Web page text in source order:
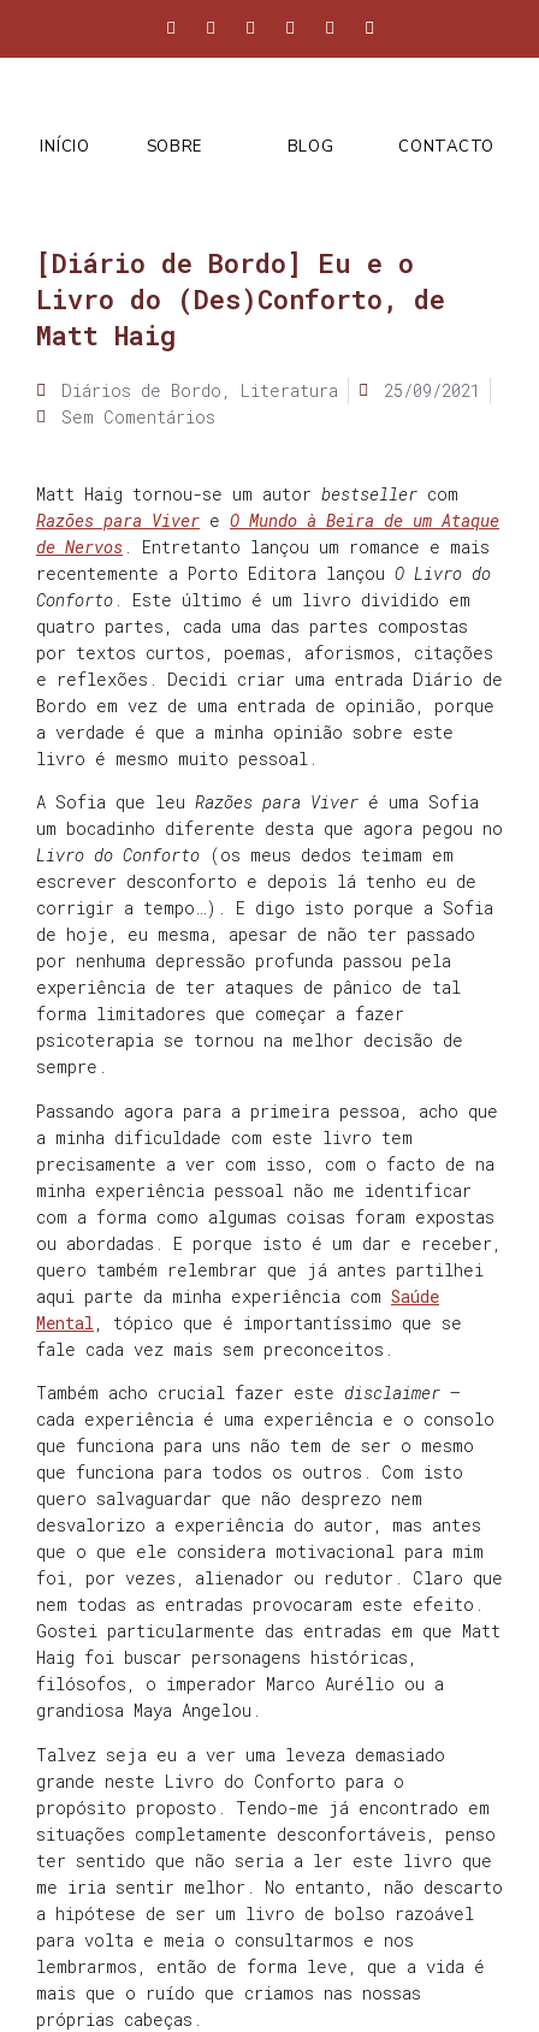
INÍCIO SOBRE BLOG CONTACTO
[Diário de Bordo] Eu e o
Livro do (Des)Conforto, de
Matt Haig
Diários de Bordo , Literatura
25/09/2021
Sem Comentários
Matt Haig tornou-se um autor bestseller com
Razões para Viver e O Mundo à Beira de um Ataque
de Nervos . Entretanto lançou um romance e mais
recentemente a Porto Editora lançou O Livro do
Conforto . Este último é um livro dividido em
quatro partes, cada uma das partes compostas
por textos curtos, poemas, aforismos, citações
e reflexões. Decidi criar uma entrada Diário de
Bordo em vez de uma entrada de opinião, porque
a verdade é que a minha opinião sobre este
livro é mesmo muito pessoal.
A Sofia que leu Razões para Viver é uma Sofia
um bocadinho diferente desta que agora pegou no
Livro do Conforto (os meus dedos teimam em
escrever desconforto e depois lá tenho eu de
corrigir a tempo…). E digo isto porque a Sofia
de hoje, eu mesma, apesar de não ter passado
por nenhuma depressão profunda passou pela
experiência de ter ataques de pânico de tal
forma limitadores que começar a fazer
psicoterapia se tornou na melhor decisão de
sempre.
Passando agora para a primeira pessoa, acho que
a minha dificuldade com este livro tem
precisamente a ver com isso, com o facto de na
minha experiência pessoal não me identificar
com a forma como algumas coisas foram expostas
ou abordadas. E porque isto é um dar e receber,
quero também relembrar que já antes partilhei
aqui parte da minha experiência com Saúde
Mental
, tópico que é importantíssimo que se
fale cada vez mais sem preconceitos.
Também acho crucial fazer este disclaimer –
cada experiência é uma experiência e o consolo
que funciona para uns não tem de ser o mesmo
que funciona para todos os outros. Com isto
quero salvaguardar que não desprezo nem
desvalorizo a experiência do autor, mas antes
que o que ele considera motivacional para mim
foi, por vezes, alienador ou redutor. Claro que
nem todas as entradas provocaram este efeito.
Gostei particularmente das entradas em que Matt
Haig foi buscar personagens históricas,
filósofos, o imperador Marco Aurélio ou a
grandiosa Maya Angelou.
Talvez seja eu a ver uma leveza demasiado
grande neste Livro do Conforto para o
propósito proposto. Tendo-me já encontrado em
situações completamente desconfortáveis, penso
ter sentido que não seria a ler este livro que
me iria sentir melhor. No entanto, não descarto
a hipótese de ser um livro de bolso razoável
para volta e meia o consultarmos e nos
lembrarmos, então de forma leve, que a vida é
mais que o ruído que criamos nas nossas
próprias cabeças.